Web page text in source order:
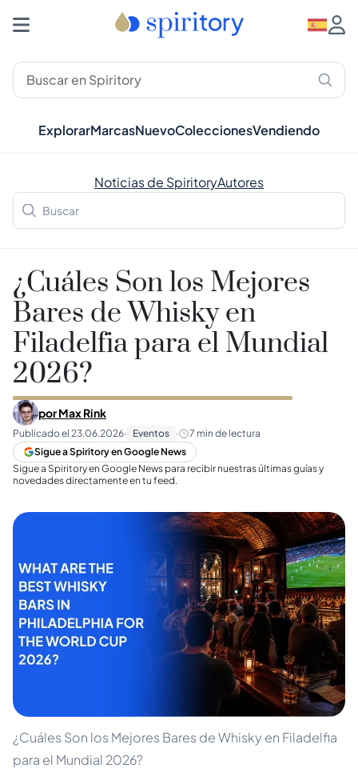
ExplorarMarcasNuevoColeccionesVendiendo
Noticias de SpiritoryAutores
¿Cuáles Son los Mejores
Bares de Whisky en
Filadelfia para el Mundial
2026?
porMax Rink
Publicado el 23.06.2026· Eventos · 7 min de lectura
Sigue a Spiritory en Google News
Sigue a Spiritory en Google News para recibir nuestras últimas guías y
novedades directamente en tu feed.
¿Cuáles Son los Mejores Bares de Whisky en Filadelfia
para el Mundial 2026?